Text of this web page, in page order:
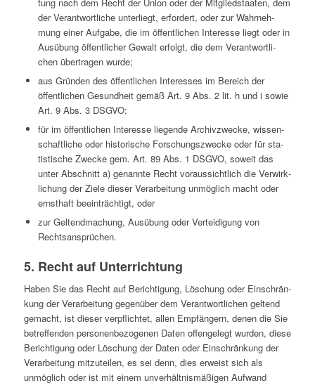
der Ver­ant­wort­li­che unter­liegt, erfor­dert, oder zur Wahr­neh­
mung einer Aufgabe, die im öffent­li­chen Inter­esse liegt oder in
Aus­übung öffent­li­cher Gewalt erfolgt, die dem Ver­ant­wort­li­
chen über­tra­gen wurde;
aus Gründen des öffent­li­chen Inter­es­ses im Bereich der
öffent­li­chen Gesund­heit gemäß Art. 9 Abs. 2 lit. h und i sowie
Art. 9 Abs. 3 DSGVO;
für im öffent­li­chen Inter­esse lie­gende Archiv­zwe­cke, wis­sen­
schaft­li­che oder his­to­ri­sche For­schungs­zwe­cke oder für sta­
tis­ti­sche Zwecke gem. Art. 89 Abs. 1 DSGVO, soweit das
unter Abschnitt a) genannte Recht vor­aus­sicht­lich die Ver­wirk­
li­chung der Ziele dieser Ver­ar­bei­tung unmög­lich macht oder
ernst­haft beein­träch­tigt, oder
zur Gel­tend­ma­chung, Aus­übung oder Ver­tei­di­gung von
Rechtsansprüchen.
5. Recht auf Unterrichtung
Haben Sie das Recht auf Berich­ti­gung, Löschung oder Ein­schrän­
kung der Ver­ar­bei­tung gegen­über dem Ver­ant­wort­li­chen geltend
gemacht, ist dieser ver­pflich­tet, allen Emp­fän­gern, denen die Sie
betref­fen­den per­so­nen­be­zo­ge­nen Daten offen­ge­legt wurden, diese
Berich­ti­gung oder Löschung der Daten oder Ein­schrän­kung der
Ver­ar­bei­tung mit­zu­tei­len, es sei denn, dies erweist sich als
unmög­lich oder ist mit einem unver­hält­nis­mä­ßi­gen Aufwand